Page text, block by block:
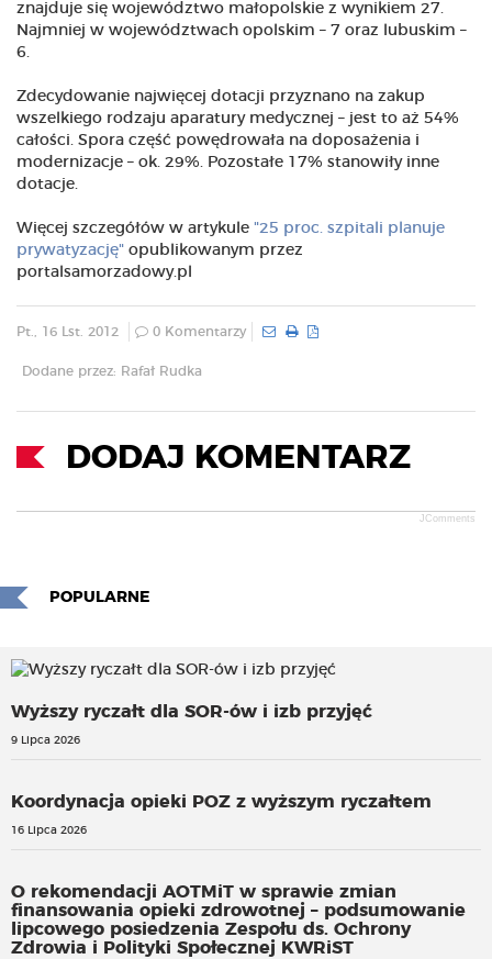
znajduje się województwo małopolskie z wynikiem 27.
Najmniej w województwach opolskim – 7 oraz lubuskim –
6.
Zdecydowanie najwięcej dotacji przyznano na zakup
wszelkiego rodzaju aparatury medycznej – jest to aż 54%
całości. Spora część powędrowała na doposażenia i
modernizacje – ok. 29%. Pozostałe 17% stanowiły inne
dotacje.
Więcej szczegółów w artykule "25 proc. szpitali planuje
prywatyzację" opublikowanym przez
portalsamorzadowy.pl
Pt., 16 Lst. 2012 0 Komentarzy
Dodane przez: Rafał Rudka
DODAJ KOMENTARZ
JComments
POPULARNE
Wyższy ryczałt dla SOR-ów i izb przyjęć
9 Lipca 2026
Koordynacja opieki POZ z wyższym ryczałtem
16 Lipca 2026
O rekomendacji AOTMiT w sprawie zmian
finansowania opieki zdrowotnej – podsumowanie
lipcowego posiedzenia Zespołu ds. Ochrony
Zdrowia i Polityki Społecznej KWRiST